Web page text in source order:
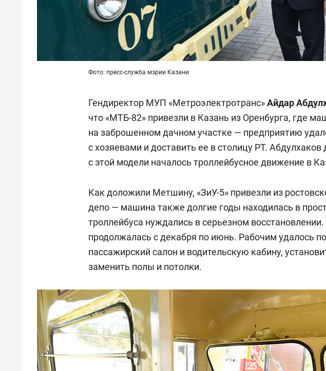
Фото: пресс-служба мэрии Казани
Гендиректор МУП «Метроэлектротранс»Айдар
что «МТБ-82» привезли в Казань из Оренбурга, где
на заброшенном дачном участке — предприятию
с хозяевами и доставить ее в столицу РТ.
с этой модели началось троллейбусное движение в
Как доложили Метшину, «ЗиУ-5» привезли из
депо — машина также долгие годы находилась в
троллейбуса нуждались в серьезном
продолжалась с декабря по июнь. Рабочим удалось
пассажирский салон и водительскую кабину,
заменить полы и потолки.